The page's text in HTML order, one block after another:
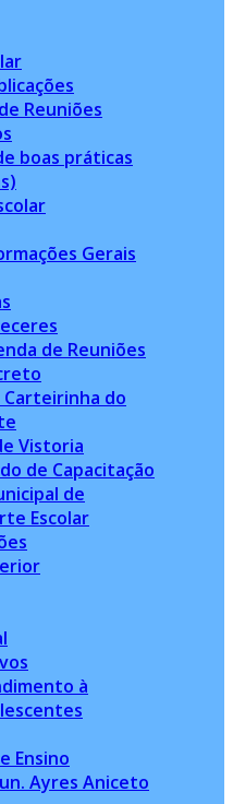
Reuniões
boas práticas
Gerais
de Reuniões
Carteirinha do
Vistoria
de Capacitação
de
Escolar
à
Ensino
Ayres Aniceto